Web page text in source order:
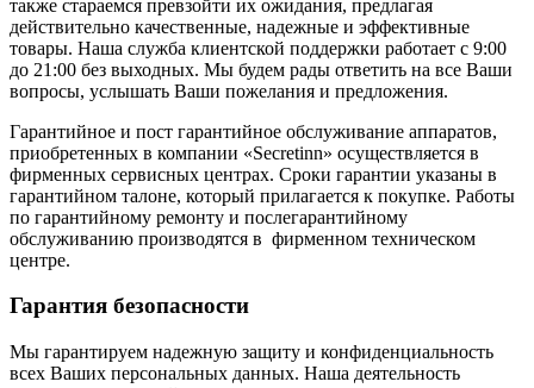
также стараемся превзойти их ожидания, предлагая
действительно качественные, надежные и эффективные
товары. Наша служба клиентской поддержки работает с 9:00
до 21:00 без выходных. Мы будем рады ответить на все Ваши
вопросы, услышать Ваши пожелания и предложения.
Гарантийное и пост гарантийное обслуживание аппаратов,
приобретенных в компании «Secretinn» осуществляется в
фирменных сервисных центрах. Сроки гарантии указаны в
гарантийном талоне, который прилагается к покупке. Работы
по гарантийному ремонту и послегарантийному
обслуживанию производятся в фирменном техническом
центре.
Гарантия безопасности
Мы гарантируем надежную защиту и конфиденциальность
всех Ваших персональных данных. Наша деятельность